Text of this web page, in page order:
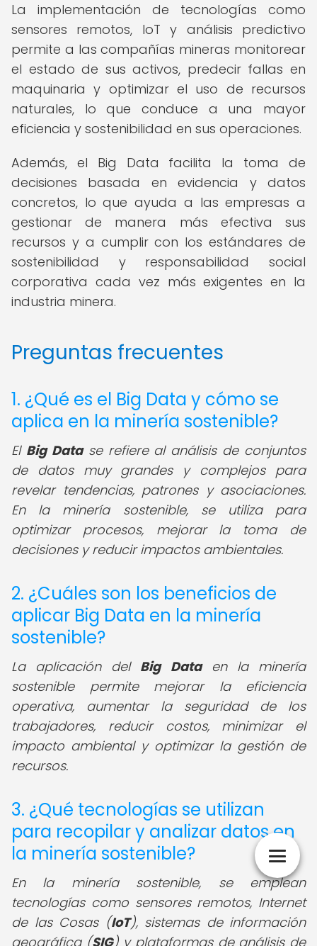
La implementación de tecnologías como
sensores remotos, IoT y análisis predictivo
permite a las compañías mineras monitorear
el estado de sus activos, predecir fallas en
maquinaria y optimizar el uso de recursos
naturales, lo que conduce a una mayor
eficiencia y sostenibilidad en sus operaciones.
Además, el Big Data facilita la toma de
decisiones basada en evidencia y datos
concretos, lo que ayuda a las empresas a
gestionar de manera más efectiva sus
recursos y a cumplir con los estándares de
sostenibilidad y responsabilidad social
corporativa cada vez más exigentes en la
industria minera.
Preguntas frecuentes
1. ¿Qué es el Big Data y cómo se
aplica en la minería sostenible?
El Big Datase refiere al análisis de conjuntos
de datos muy grandes y complejos para
revelar tendencias, patrones y asociaciones.
En la minería sostenible, se utiliza para
optimizar procesos, mejorar la toma de
decisiones y reducir impactos ambientales.
2. ¿Cuáles son los beneficios de
aplicar Big Data en la minería
sostenible?
La aplicación del Big Dataen la minería
sostenible permite mejorar la eficiencia
operativa, aumentar la seguridad de los
trabajadores, reducir costos, minimizar el
impacto ambiental y optimizar la gestión de
recursos.
3. ¿Qué tecnologías se utilizan
para recopilar y analizar datos en
la minería sostenible?
En la minería sostenible, se emplean
tecnologías como sensores remotos, Internet
de las Cosas (IoT), sistemas de información
geográfica (SIG) y plataformas de análisis de